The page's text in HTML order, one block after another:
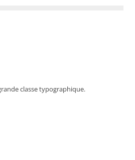
classe typographique.